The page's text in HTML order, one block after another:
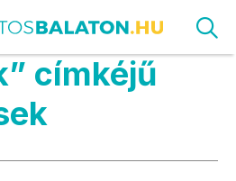
címkéjű